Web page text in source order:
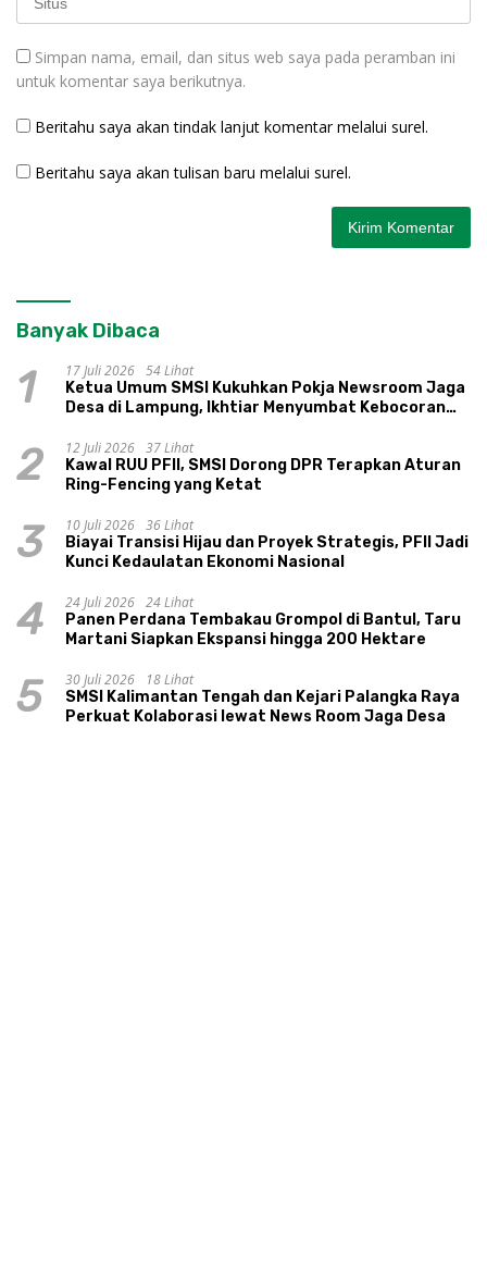
Simpan nama, email, dan situs web saya pada peramban ini
untuk komentar saya berikutnya.
Beritahu saya akan tindak lanjut komentar melalui surel.
Beritahu saya akan tulisan baru melalui surel.
Banyak Dibaca
1 17 Juli 2026 54 Lihat
Ketua Umum SMSI Kukuhkan Pokja Newsroom Jaga
Desa di Lampung, Ikhtiar Menyumbat Kebocoran
2 12 Juli 2026 37 Lihat
Kawal RUU PFII, SMSI Dorong DPR Terapkan Aturan
Ring-Fencing yang Ketat
3 10 Juli 2026 36 Lihat
Biayai Transisi Hijau dan Proyek Strategis, PFII Jadi
Kunci Kedaulatan Ekonomi Nasional
4 24 Juli 2026 24 Lihat
Panen Perdana Tembakau Grompol di Bantul, Taru
Martani Siapkan Ekspansi hingga 200 Hektare
5 30 Juli 2026
18 Lihat
SMSI Kalimantan Tengah dan Kejari Palangka Raya
Perkuat Kolaborasi lewat News Room Jaga Desa